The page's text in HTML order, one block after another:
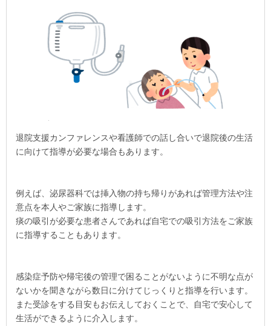
退院支援カンファレンスや看護師での話し合いで退院後の生活
に向けて指導が必要な場合もあります。
例えば、泌尿器科では挿入物の持ち帰りがあれば管理方法や注
意点を本人やご家族に指導します。
痰の吸引が必要な患者さんであれば自宅での吸引方法をご家族
に指導することもあります。
感染症予防や帰宅後の管理で困ることがないように不明な点が
ないかを聞きながら数日に分けてじっくりと指導を行います。
また受診をする目安もお伝えしておくことで、自宅で安心して
生活ができるように介入します。